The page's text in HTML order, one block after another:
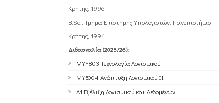
Κρήτης, 1996
B.Sc., Τμήμα Επιστήμης Υπολογιστών, Πανεπιστήμιο
Κρήτης, 1994
Διδασκαλία (2025/26):
ΜΥΥ803 Τεχνολογία Λογισμικού
ΜΥΕ004 Ανάπτυξη Λογισμικού ΙΙ
Λ1 Εξέλιξη Λογισμικού και Δεδομένων